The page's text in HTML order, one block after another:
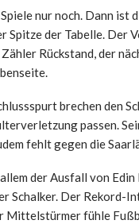
Spiele nur noch. Dann
Spitze der Tabelle. Der
Rückstand, der
brechen den
passen.
fehlt gegen die
der Ausfall von
Schalker. Der Rekord-
Mittelstürmer fühle